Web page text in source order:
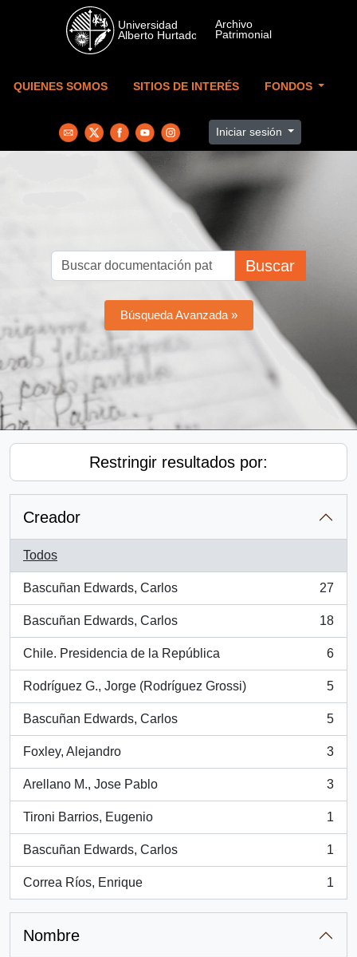
Skip to main content
QUIENES SOMOS SITIOS DE INTERÉS FONDOS
Iniciar sesión
Buscar
Búsqueda Avanzada »
Restringir resultados por:
Creador
Todos
Bascuñan Edwards, Carlos
, 27 resultados
27
Bascuñan Edwards, Carlos
, 18 resultados
18
Chile. Presidencia de la República
, 6 resultados
6
Rodríguez G., Jorge (Rodríguez Grossi)
, 5 resultados
5
Bascuñan Edwards, Carlos
, 5 resultados
5
Foxley, Alejandro
, 3 resultados
3
Arellano M., Jose Pablo
, 3 resultados
3
Tironi Barrios, Eugenio
, 1 resultados
1
Bascuñan Edwards, Carlos
, 1 resultados
1
Correa Ríos, Enrique
, 1 resultados
1
Nombre